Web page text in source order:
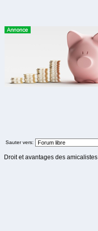
Sauter vers:
Droit et avantages des amicalistes